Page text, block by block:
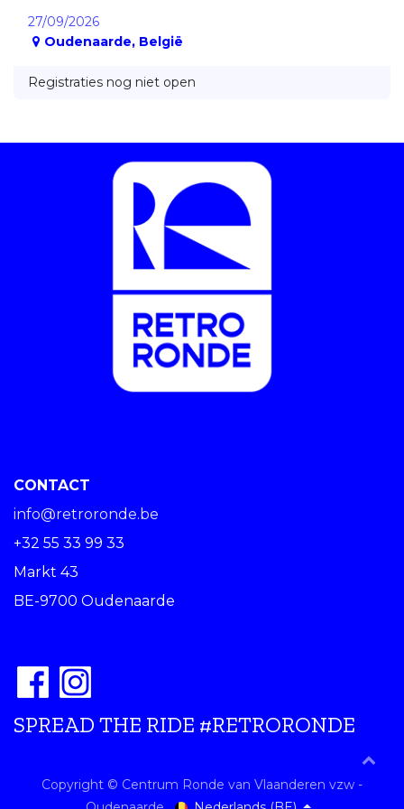
27/09/2026
Oudenaarde, België
Registraties nog niet open
CONTACT
info@retroronde.be
+32 55 33 99 33
Markt 43
BE-9700 Oudenaarde
SPREAD THE RIDE #RETRORONDE
Copyright © Centrum Ronde van Vlaanderen vzw -